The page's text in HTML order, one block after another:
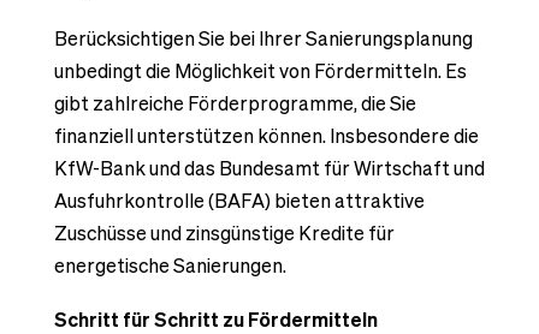
Berücksichtigen Sie bei Ihrer Sanierungsplanung
unbedingt die Möglichkeit von Fördermitteln. Es
gibt zahlreiche Förderprogramme, die Sie
finanziell unterstützen können. Insbesondere die
KfW-Bank und das Bundesamt für Wirtschaft und
Ausfuhrkontrolle (BAFA) bieten attraktive
Zuschüsse und zinsgünstige Kredite für
energetische Sanierungen.
Schritt für Schritt zu Fördermitteln